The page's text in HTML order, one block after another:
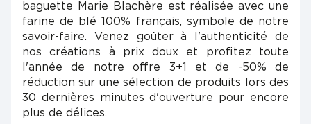
baguette Marie Blachère est réalisée avec une
farine de blé 100% français, symbole de notre
savoir-faire. Venez goûter à l'authenticité de
nos créations à prix doux et profitez toute
l'année de notre offre 3+1 et de -50% de
réduction sur une sélection de produits lors des
30 dernières minutes d'ouverture pour encore
plus de délices.